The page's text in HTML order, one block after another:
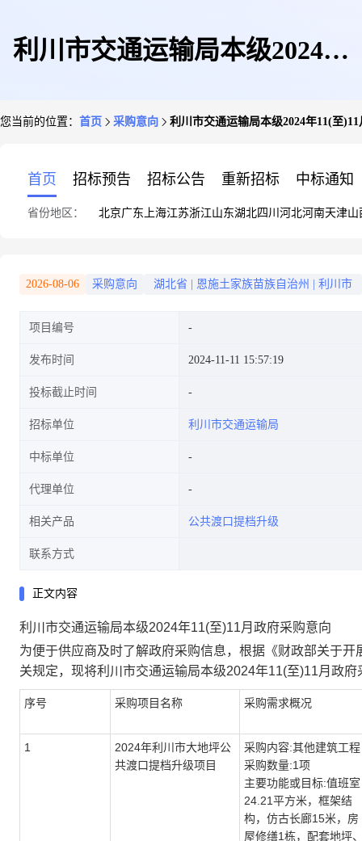
利川市交通运输局本级2024年
您当前的位置： 首页 采购意向 利川市交通运输局本级2024年11(至
首页 招标预告 招标公告 重新招标 中标通知
省份地区： 北京广东 上海江苏浙江山东湖北四川 河北河南天津山
2026-08-06 采购意向 湖北省 恩施土家族苗族自治州 利川市
项目编号
发布时间 2024-11-11 15:57:19
投标截止时间
招标单位 利川市交通运输局
中标单位
代理单位
相关产品 公共渡口提档升级
联系方式
正文内容
利川市交通运输局本级2024年11(至)11月政府采购意向
为便于供应商及时了解政府采购信息，根据《财政部关于
关规定，现将利川市交通运输局本级2024年11(至)11月政府
序号 采购项目名称 采购需求概况
1
2024年利川市大地坪公
共渡口提档升级项目
采购内容:其他建筑工程
采购数量:1项
主要功能或目标:值班室
24.21平方米，框架结
构，仿古长廊15米，房
屋修缮1栋，配套地坪